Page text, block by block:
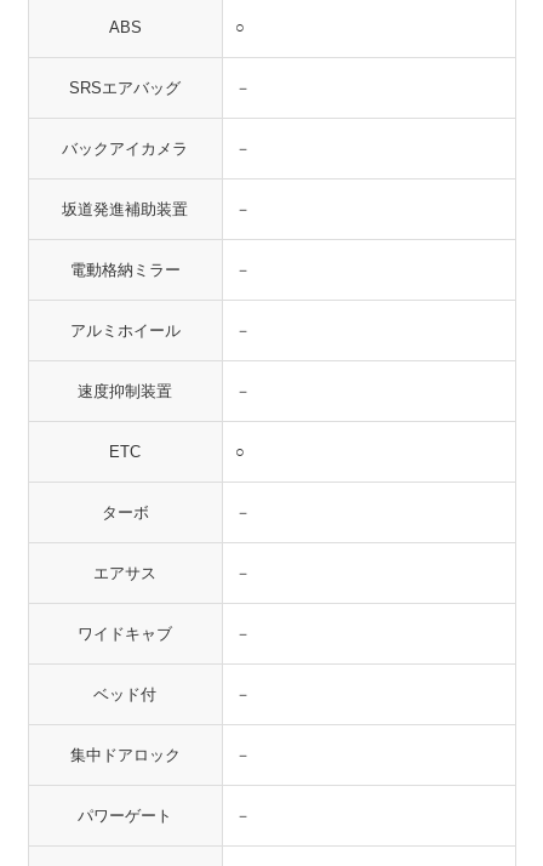
ABS ○
SRSエアバッグ －
バックアイカメラ －
坂道発進補助装置 －
電動格納ミラー －
アルミホイール －
速度抑制装置 －
ETC ○
ターボ －
エアサス －
ワイドキャブ －
ベッド付 －
集中ドアロック －
パワーゲート －